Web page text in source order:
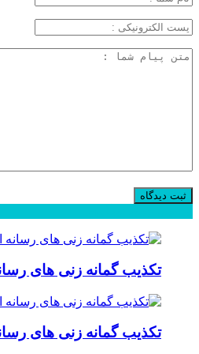
تکذیب گمانه زنی های
تکذیب گمانه زنی های